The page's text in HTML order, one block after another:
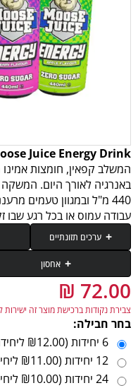
Juice Energy Drink
באנרגיה לאורך היום. המשקה
440 מ"ל ובמגוון טעמים
עבודה עמוס או בכל רגע שבו
ערכים תזונתיים
אחסון
רכיב
אנרגיה
שומנים
מתוכם: שומנים רוויים
(פירידוקסין HCl), חומצה פולית (10%).
יש לשתות כ-15 דקות
האימון.יש לאחסן במקום קריר ויבש.
יש להתייעץ עם רופא לפני השימוש
רפואי המצריך השגחת רופא או
מהישג ידם של ילדים.
צבירת נקודות ברכישת מוצר זה
בחר חבילה: